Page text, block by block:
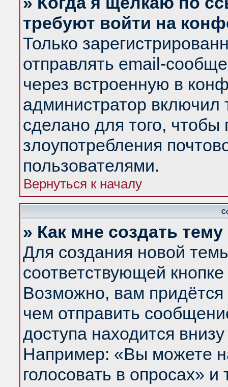
требуют войти на
Только
отправлять email-
через встроенную в
администратор
сделано для того, чтобы
злоупотребления
пользователями.
Вернуться к началу
» Как мне создать
Для создания новой
соответствующей
Возможно, вам придётся
чем отправить
доступа находится
Например: «Вы можете
голосовать в опросах» и